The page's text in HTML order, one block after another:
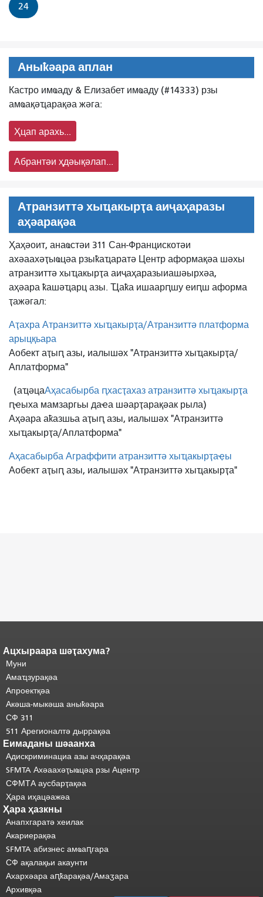
24
Аныҟәара аплан
Кастро имҩаду & Елизабет имҩаду (#14333) рзы
амҩақәҵарақәа жәга:
Ҳцап арахь...
Абрантәи ҳдәықәлап...
Атранзиттә хыҵакырҭа аиҷаҳаразы
аҳәарақәа
Ҳаҳәоит, анаҩстәи 311 Сан-Францискотәи
ахәаахәҭыҩцәа рзыҟаҵаратә Центр аформақәа шәхы
иашәырхәа,
атранзиттә хыҵакырҭа аиҷаҳаразы
аҳәара ҟашәҵарц азы. Ҵаҟа ишаарԥшу еиԥш аформа
ҭажәгал:
Аҭахра Атранзиттә хыҵакырҭа/Атранзиттә платформа
арыцқьара
Аобект аҭыԥ азы, иалышәх "Атранзиттә хыҵакырҭа/
Аплатформа"
Аҳасабырба ԥхасҭахаз атранзиттә хыҵакырҭа
(аҵәца
ԥҽыха мамзаргьы даҽа шәарҭарақәак рыла)
Аҳәара аҟазшьа аҭыԥ азы, иалышәх "Атранзиттә
хыҵакырҭа/Аплатформа"
Аҳасабырба Аграффити атранзиттә хыҵакырҭаҿы
Аобект аҭыԥ азы, иалышәх "Атранзиттә хыҵакырҭа"
Ацхыраара шәҭахума?
Муни
Амаҵзурақәа
Апроектқәа
Акәша-мыкәша аныҟәара
СФ 311
511 Арегионалтә дыррақәа
Еимаданы шәаанха
Адискриминациа азы ачҳарақәа
SFMTA Ахәаахәҭыҩцәа рзы Ацентр
СФМТА аусбарҭақәа
Ҳара иҳацәажәа
Ҳара ҳазкны
Анапхгаратә хеилак
Акариерақәа
SFMTA абизнес амҩаԥгара
СФ ақалақьи акаунти
Ахархәара аԥҟарақәа/Амаӡара
Архивқәа